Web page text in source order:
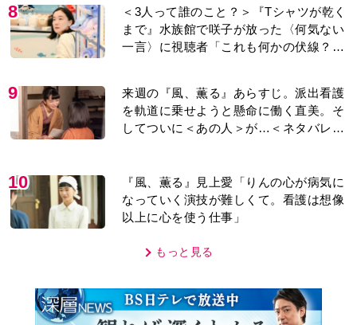
してついに＜あの人＞が…＜ネタバレあ
り＞
10
以上に心を使う仕事」
もっと見る